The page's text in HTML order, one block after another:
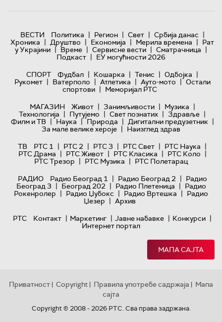
ВЕСТИ Политика | Регион | Свет | Србија данас |
Хроника | Друштво | Економија | Мерила времена | Рат
у Украјини | Време | Сервисне вести | Сматрачница |
Подкаст | ЕУ могућности 2026
СПОРТ
Фудбал | Кошарка | Тенис | Одбојка |
Рукомет | Ватерполо | Атлетика | Ауто-мото | Остали
спортови | Меморијал РТС
МАГАЗИН
Живот | Занимљивости | Музика |
Технологијa | Путујемо | Свет познатих | Здравље |
Филм и ТВ | Наука | Природа | Дигитални предузетник |
За мале велике хероје | Наизглед здрав
ТВ
РТС 1 | РТС 2 | РТС 3 | РТС Свет | РТС Наука |
РТС Драма | РТС Живот | РТС Класика | РТС Коло |
РТС Трезор | РТС Музика | РТС Полетарац
РАДИО
Радио Београд 1 | Радио Београд 2 | Радио
Београд 3 | Београд 202 | Радио Плетеница | Радио
Рокенролер | Радио Џубокс | Радио Вртешка | Радио
Џезер | Архив
РТС
Контакт | Маркетинг | Јавне набавке | Конкурси |
Интернет портал
МАПА САЈТА
Приватност | Copyright | Правила употребе садржаја | Мапа
сајта
Copyright © 2008 - 2026 РТС. Сва права задржана.